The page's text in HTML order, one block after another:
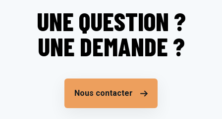
UNE QUESTION ?
UNE DEMANDE ?
Nous contacter